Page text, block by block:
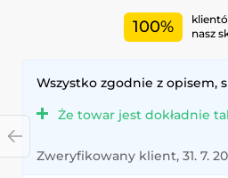
100%
nasz
Wszystko zgodnie z opisem,
Że towar jest dokładnie
Zweryfikowany klient, 31. 7.